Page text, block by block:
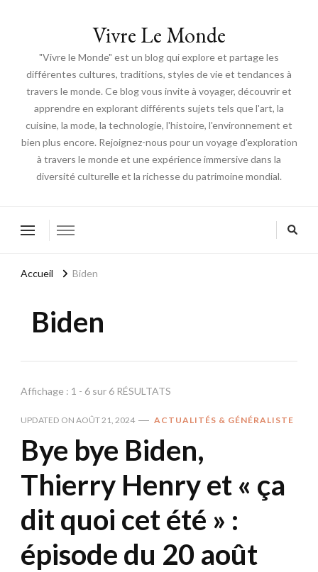
Vivre Le Monde
"Vivre le Monde" est un blog qui explore et partage les
différentes cultures, traditions, styles de vie et tendances à
travers le monde. Ce blog vous invite à voyager, découvrir et
apprendre en explorant différents sujets tels que l'art, la
cuisine, la mode, la technologie, l'histoire, l'environnement et
bien plus encore. Rejoignez-nous pour un voyage d'exploration
à travers le monde et une expérience immersive dans la
diversité culturelle et la richesse du patrimoine mondial.
Accueil Biden
Biden
Affichage : 1 - 6 sur 6 RÉSULTATS
UPDATED ON AOÛT 21, 2024 ACTUALITÉS & GÉNÉRALISTE
Bye bye Biden,
Thierry Henry et « ça
dit quoi cet été » :
épisode du 20 août